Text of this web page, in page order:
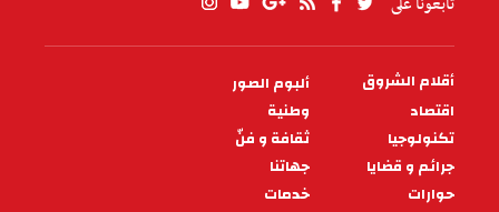
PIED
DE
PAGE
أقلام الشروق
ألبوم الصور
اقتصاد
وطنية
تكنولوجيا
ثقافة و فنّ
جرائم و قضايا
جهاتنا
حوارات
خدمات